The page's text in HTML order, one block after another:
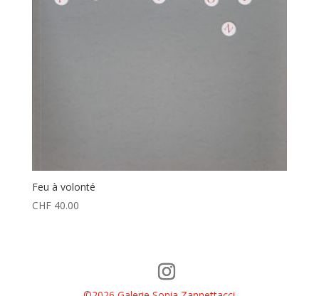
Feu à volonté
CHF40.00